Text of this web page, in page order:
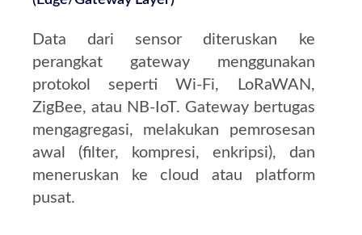
Data dari sensor diteruskan ke
perangkat gateway menggunakan
protokol seperti Wi‑Fi, LoRaWAN,
ZigBee, atau NB‑IoT. Gateway bertugas
mengagregasi, melakukan pemrosesan
awal (filter, kompresi, enkripsi), dan
meneruskan ke cloud atau platform
pusat.